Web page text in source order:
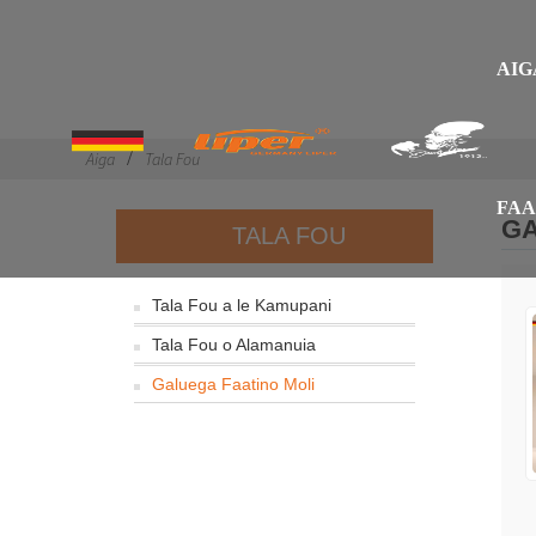
Aiga Tala Fou
TALA FOU
Tala Fou a le Kamupani
Tala Fou o Alamanuia
Galuega Faatino Moli